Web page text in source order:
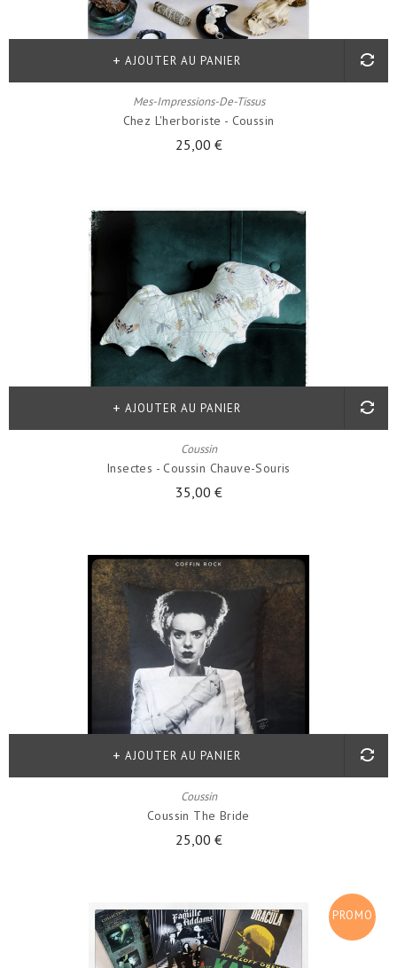
Mes-Impressions-De-Tissus
Chez L'herboriste - Coussin
25,00 €
AJOUTER AU PANIER
Coussin
Insectes - Coussin Chauve-Souris
35,00 €
AJOUTER AU PANIER
Coussin
Coussin The Bride
25,00 €
AJOUTER AU PANIER
PROMO